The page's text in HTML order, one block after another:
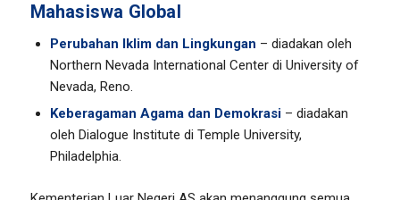
Mahasiswa Global
Perubahan Iklim dan Lingkungan – diadakan oleh
Northern Nevada International Center di University of
Nevada, Reno.
Keberagaman Agama dan Demokrasi– diadakan
oleh Dialogue Institute di Temple University,
Philadelphia.